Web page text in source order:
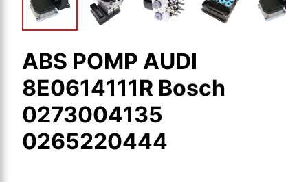
ABS POMP AUDI
8E0614111R Bosch
0273004135
0265220444